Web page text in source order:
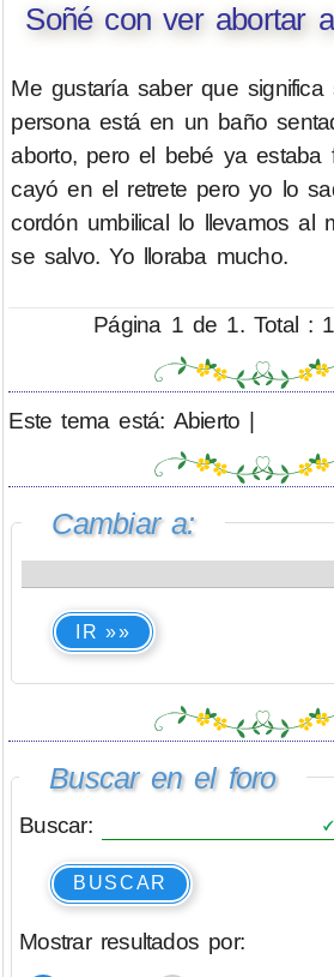
Soñé con ver abortar
Me gustaría saber que significa
persona está en un baño
aborto, pero el bebé ya estaba
cayó en el retrete pero yo lo
cordón umbilical lo llevamos al
se salvo. Yo lloraba mucho.
Página 1 de 1. Total :
Este tema está: Abierto |
Cambiar a:
IR »»
Buscar en el foro
Buscar:
BUSCAR
Mostrar resultados por: